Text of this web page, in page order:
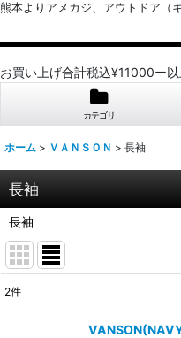
熊本よりアメカジ、アウトドア（
お買い上げ合計税込¥11000ー
カテゴリ
ホーム > ＶＡＮＳＯＮ > 長袖
長袖
長袖
2件